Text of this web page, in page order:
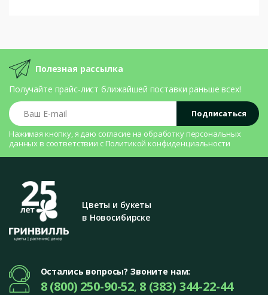
Полезная рассылка
Получайте прайс-лист ближайшей поставки раньше всех!
Ваш E-mail
Подписаться
Нажимая кнопку, я даю согласие на обработку персональных
данных в соответствии с Политикой конфиденциальности
Цветы и букеты
в Новосибирске
Остались вопросы? Звоните нам:
8 (800) 250-90-52, 8 (383) 344-22-44